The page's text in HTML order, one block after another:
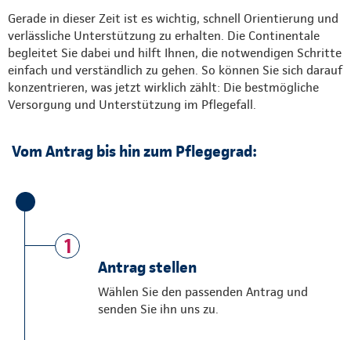
Gerade in dieser Zeit ist es wichtig, schnell Orientierung und
verlässliche Unterstützung zu erhalten. Die Continentale
begleitet Sie dabei und hilft Ihnen, die notwendigen Schritte
einfach und verständlich zu gehen. So können Sie sich darauf
konzentrieren, was jetzt wirklich zählt: Die bestmögliche
Versorgung und Unterstützung im Pflegefall.
Vom Antrag bis hin zum Pflegegrad:
1
Antrag stellen
Wählen Sie den passenden Antrag und
senden Sie ihn uns zu.